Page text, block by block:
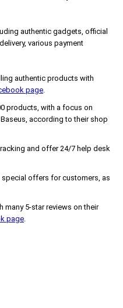
authentic gadgets, official
various payment
authentic products with
page
products, with a focus on
according to their shop
and offer 24/7 help desk
offers for customers, as
many 5-star reviews on their
page